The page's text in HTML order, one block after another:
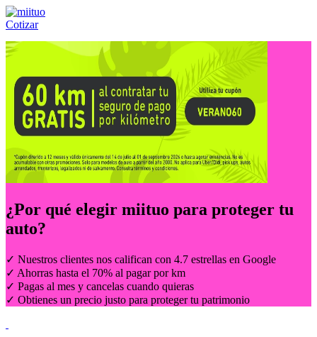
Cotizar
Llámanos al:(55) 84-21-05-00 ó
¿Por qué elegir miituo para proteger tu
auto?
✓ Nuestros clientes nos califican con 4.7 estrellas en Google
✓ Ahorras hasta el 70% al pagar por km
✓ Pagas al mes y cancelas cuando quieras
✓ Obtienes un precio justo para proteger tu patrimonio